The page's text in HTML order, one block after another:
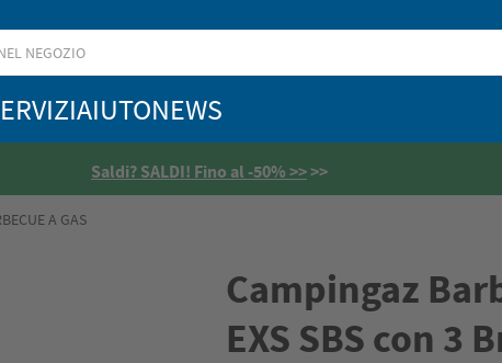
AIUTONEWS
Saldi? SALDI! Fino al -50% >>>>
A GAS
Campingaz
EXS SBS con 3